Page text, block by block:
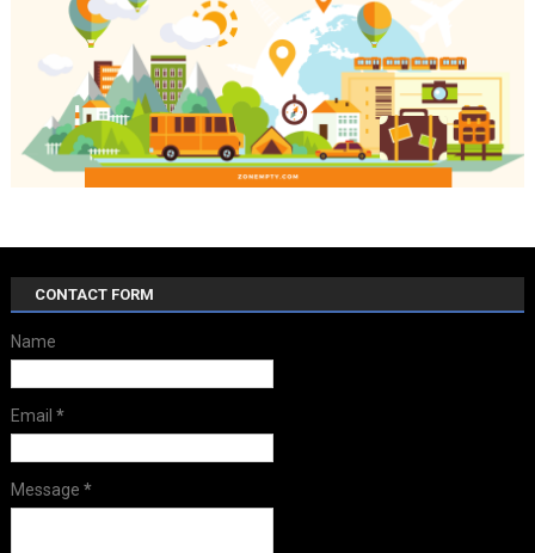
CONTACT FORM
Name
Email *
Message *